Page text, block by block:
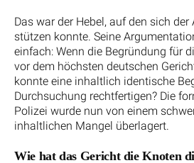
Das war der Hebel, auf den sich
stützen konnte. Seine
einfach: Wenn die Begründung für
vor dem höchsten deutschen
konnte eine inhaltlich identische
Durchsuchung rechtfertigen? Die
Polizei wurde nun von einem
inhaltlichen Mangel überlagert.
Wie hat das Gericht die Knoten